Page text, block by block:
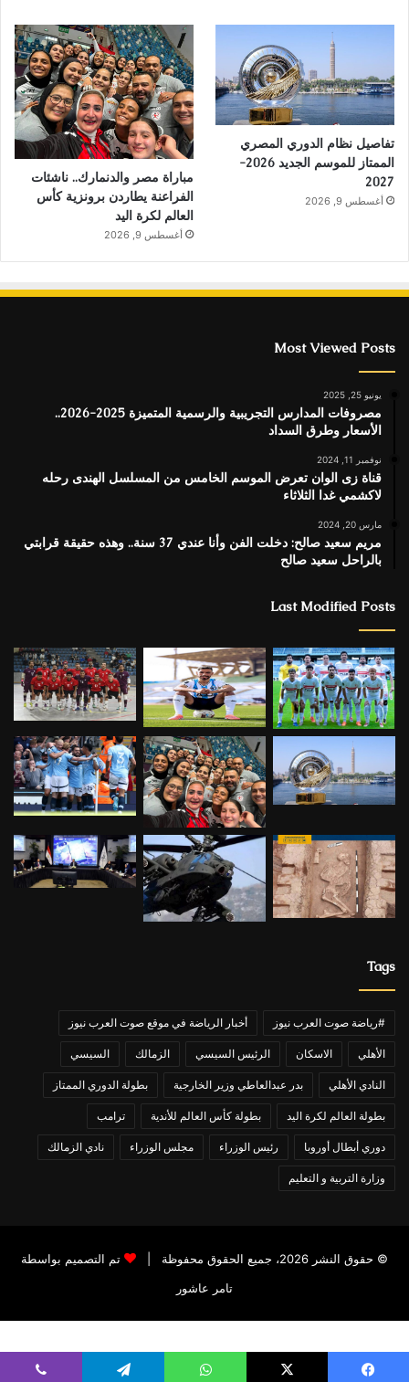
تفاصيل نظام الدوري المصري
الممتاز للموسم الجديد 2026-
2027
أغسطس 9, 2026
مباراة مصر والدنمارك.. ناشئات
الفراعنة يطاردن برونزية كأس
العالم لكرة اليد
أغسطس 9, 2026
Most Viewed Posts
يونيو 25, 2025
مصروفات المدارس التجريبية والرسمية المتميزة 2025-2026..
الأسعار وطرق السداد
نوفمبر 11, 2024
قناة زى الوان تعرض الموسم الخامس من المسلسل الهندى رحله
لاكشمي غدا الثلاثاء
مارس 20, 2024
مريم سعيد صالح: دخلت الفن وأنا عندي 37 سنة.. وهذه حقيقة قرابتي
بالراحل سعيد صالح
Last Modified Posts
Tags
#رياضة صوت العرب نيوز أخبار الرياضة في موقع صوت العرب نيوز
الأهلي الاسكان الرئيس السيسي الزمالك السيسي
النادي الأهلي بدر عبدالعاطي وزير الخارجية بطولة الدوري الممتاز
بطولة العالم لكرة اليد بطولة كأس العالم للأندية ترامب
دوري أبطال أوروبا رئيس الوزراء مجلس الوزراء نادي الزمالك
وزارة التربية و التعليم
© حقوق النشر 2026، جميع الحقوق محفوظة |
تم التصميم بواسطة
تامر عاشور